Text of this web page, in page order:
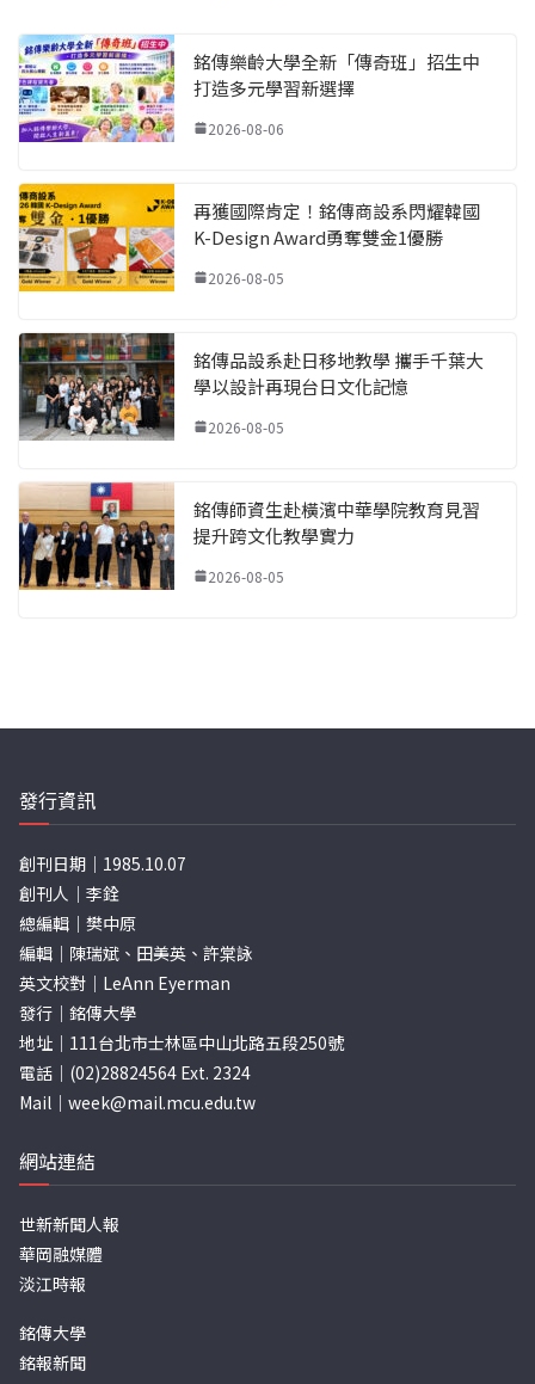
銘傳樂齡大學全新「傳奇班」招生中
打造多元學習新選擇
2026-08-06
再獲國際肯定！銘傳商設系閃耀韓國
K-Design Award勇奪雙金1優勝
2026-08-05
銘傳品設系赴日移地教學 攜手千葉大
學以設計再現台日文化記憶
2026-08-05
銘傳師資生赴橫濱中華學院教育見習
提升跨文化教學實力
2026-08-05
發行資訊
創刊日期｜1985.10.07
創刊人｜李銓
總編輯｜樊中原
編輯｜陳瑞斌、田美英、許棠詠
英文校對｜LeAnn Eyerman
發行｜銘傳大學
地址｜111台北市士林區中山北路五段250號
電話｜(02)28824564 Ext. 2324
Mail｜ week@mail.mcu.edu.tw
網站連結
世新新聞人報
華岡融媒體
淡江時報
銘傳大學
銘報新聞